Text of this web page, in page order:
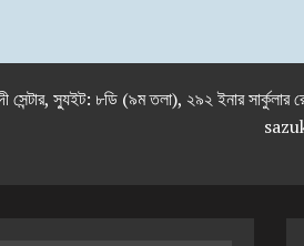
শতাব্দী সেন্টার, স্যুইট: ৮ডি (৯ম তলা), ২৯২